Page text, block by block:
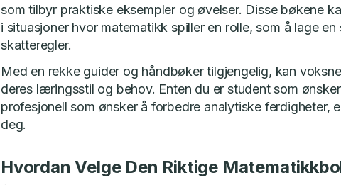
som tilbyr praktiske eksempler og øvelser. Disse bøkene
i situasjoner hvor matematikk spiller en rolle, som å lage
skatteregler.
Med en rekke guider og håndbøker tilgjengelig, kan
deres læringsstil og behov. Enten du er student som
profesjonell som ønsker å forbedre analytiske ferdigheter,
deg.
Hvordan Velge Den Riktige